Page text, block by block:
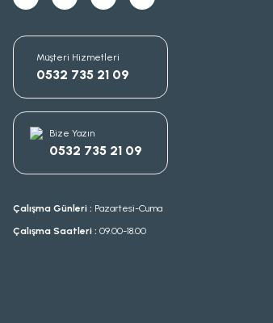
Müşteri Hizmetleri
0532 735 21 09
Bize Yazın
0532 735 21 09
Çalışma Günleri : Pazartesi-Cuma
Çalışma Saatleri : 09.00-18.00